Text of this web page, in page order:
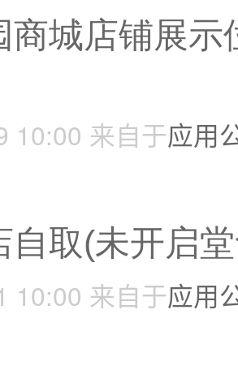
商城店铺展
10:00 来自于应用
自取(未开启
10:00 来自于应用